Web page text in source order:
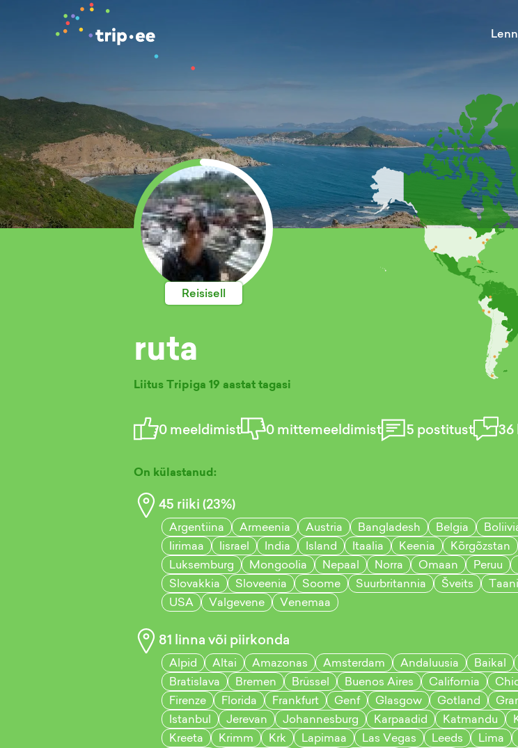
Reisisell
ruta
Liitus Tripiga 19 aastat tagasi
0meeldimist 0mittemeeldimist 5 postitust 36
On külastanud:
45 riiki (23%)
Argentiina Armeenia Austria Bangladesh Belgia
Iirimaa
Iisrael India Island Itaalia Keenia Kõrgõzstan
Luksemburg
Mongoolia Nepaal Norra Omaan Peruu
Slovakkia
Sloveenia Soome Suurbritannia Šveits Taani
USA
Valgevene Venemaa
81 linna või piirkonda
Alpid Altai Amazonas Amsterdam Andaluusia Baikal
Bratislava
Bremen Brüssel Buenos Aires California
Firenze
Florida Frankfurt Genf Glasgow Gotland
Istanbul
Jerevan Johannesburg Karpaadid Katmandu
Kreeta
Krimm Krk Lapimaa Las Vegas Leeds Lima